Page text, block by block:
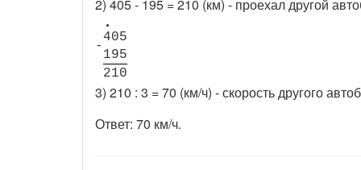
2) 405 - 195 = 210 (км) - проехал другой
•
-
405
195
210
3) 210 : 3 = 70 (км/ч) - скорость другого
Ответ: 70 км/ч.